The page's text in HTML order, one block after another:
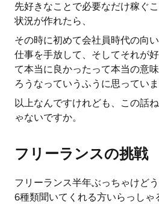
先好きなことで必要なだけ稼ぐ
状況が作れたら、
その時に初めて会社員時代の向
仕事を手放して、そしてそれが
て本当に良かったって本当の意
ろうなっていうふうに思っていま
以上なんですけれども、この話
ゃないですか。
フリーランスの挑戦
フリーランス半年ぶっちゃけど
6種類聞いてくれる方いらっしゃ